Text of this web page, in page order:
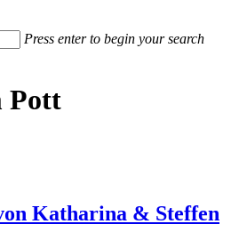
Press enter to begin your search
Pott
Katharina & Steffen